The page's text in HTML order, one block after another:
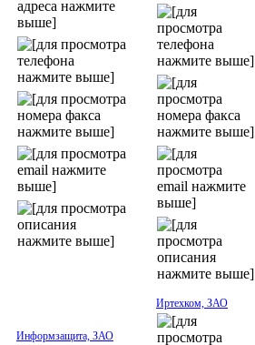
Информзащита, ЗАО
Иртехком, ЗАО